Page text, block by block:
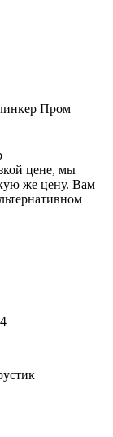
Пром
цене, мы
же цену. Вам